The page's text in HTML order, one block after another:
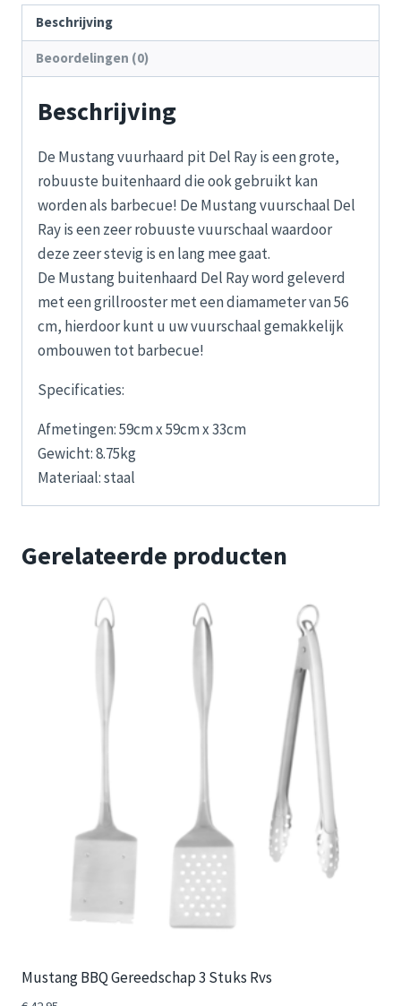
Beschrijving
Beoordelingen (0)
Beschrijving
De Mustang vuurhaard pit Del Ray is een grote,
robuuste buitenhaard die ook gebruikt kan
worden als barbecue! De Mustang vuurschaal Del
Ray is een zeer robuuste vuurschaal waardoor
deze zeer stevig is en lang mee gaat.
De Mustang buitenhaard Del Ray word geleverd
met een grillrooster met een diamameter van 56
cm, hierdoor kunt u uw vuurschaal gemakkelijk
ombouwen tot barbecue!
Specificaties:
Afmetingen: 59cm x 59cm x 33cm
Gewicht: 8.75kg
Materiaal: staal
Gerelateerde producten
Mustang BBQ Gereedschap 3 Stuks Rvs